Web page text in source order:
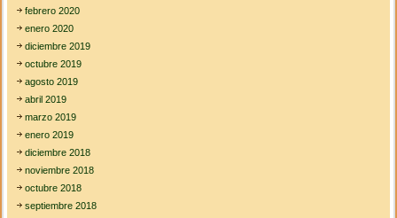
febrero 2020
enero 2020
diciembre 2019
octubre 2019
agosto 2019
abril 2019
marzo 2019
enero 2019
diciembre 2018
noviembre 2018
octubre 2018
septiembre 2018